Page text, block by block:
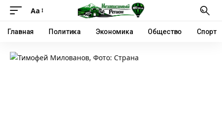
Аа
Главная Политика Экономика Общество Спорт